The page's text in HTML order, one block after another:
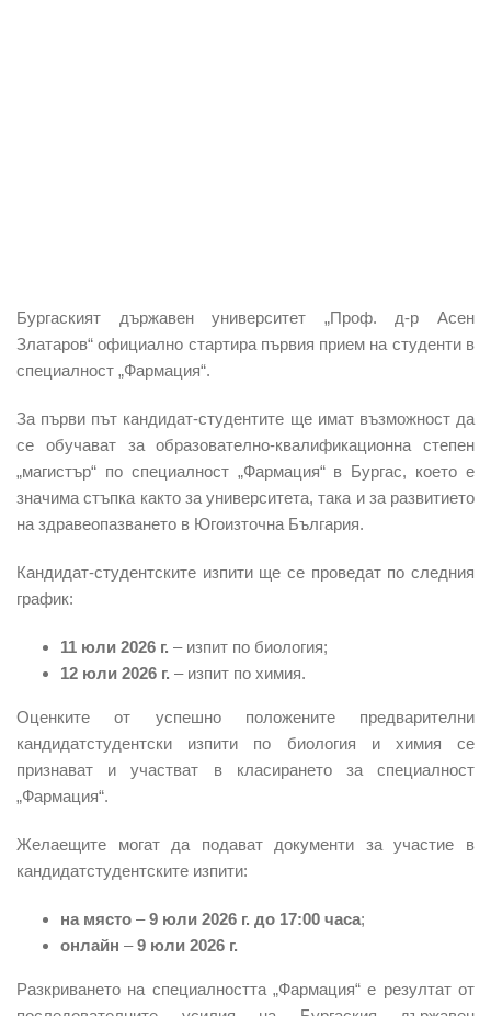
Бургаският държавен университет „Проф. д-р Асен
Златаров“ официално стартира първия прием на студенти в
специалност „Фармация“.
За първи път кандидат-студентите ще имат възможност да
се обучават за образователно-квалификационна степен
„магистър“ по специалност „Фармация“ в Бургас, което е
значима стъпка както за университета, така и за развитието
на здравеопазването в Югоизточна България.
Кандидат-студентските изпити ще се проведат по следния
график:
11 юли 2026 г. – изпит по биология;
12 юли 2026 г. – изпит по химия.
Оценките от успешно положените предварителни
кандидатстудентски изпити по биология и химия се
признават и участват в класирането за специалност
„Фармация“.
Желаещите могат да подават документи за участие в
кандидатстудентските изпити:
на място – 9 юли 2026 г. до 17:00 часа;
онлайн – 9 юли 2026 г.
Разкриването на специалността „Фармация“ е резултат от